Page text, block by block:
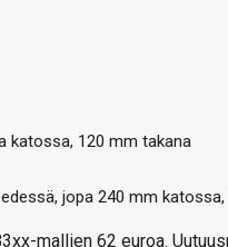
katossa, 120 mm takana
jopa 240 mm
mallien 62 euroa.